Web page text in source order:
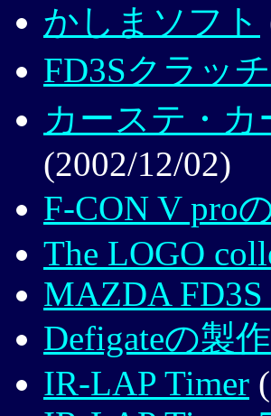
かしまソフト
FD3Sクラッ
カーステ・
(2002/12/02)
F-CON V pro
The LOGO
MAZDA
Defigateの製作
IR-LAP Timer